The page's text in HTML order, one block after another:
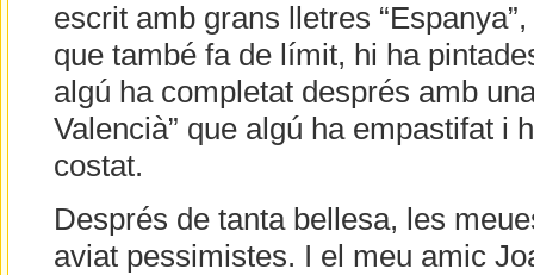
escrit amb grans lletres
que també fa de límit, hi ha
algú ha completat després amb
Valencià” que algú ha empastifat i
costat.
Després de tanta bellesa, les
aviat pessimistes. I el meu amic